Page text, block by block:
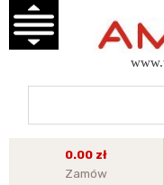
0.00 zł
Zamów